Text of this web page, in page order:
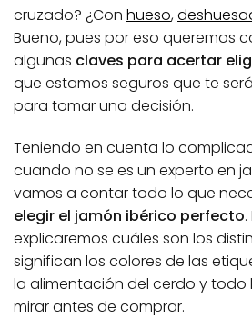
cruzado? ¿Con hueso,
Bueno, pues por eso queremos
algunas claves para acertar
que estamos seguros que te
para tomar una decisión.
Teniendo en cuenta lo
cuando no se es un experto en
vamos a contar todo lo que
elegir el jamón ibérico perfecto
explicaremos cuáles son los
significan los colores de las
la alimentación del cerdo y todo
mirar antes de comprar.